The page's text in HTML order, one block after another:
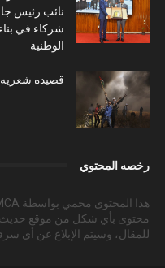
نائب رئيس
شركاء في
الوطنية
قصيده
رخصه المحتوي
محتوى بأي شكل من موقع حديث
للمقال، وسيتم الإبلاغ عن أي